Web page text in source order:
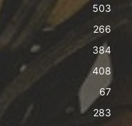
503
266
384
408
67
283